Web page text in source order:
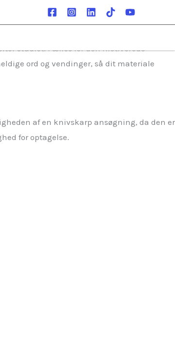
af en personlig motiveret ansøgning og
og som en oplagt kandidat til studiet.
studiet. Fælles for den motiverede
ord og vendinger, så dit materiale
af en knivskarp ansøgning, da den er
for optagelse.